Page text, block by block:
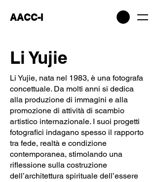
AACC-I
Li Yujie
Li Yujie, nata nel 1983, è una fotografa
concettuale. Da molti anni si dedica
alla produzione di immagini e alla
promozione di attività di scambio
artistico internazionale. I suoi progetti
fotografici indagano spesso il rapporto
tra fede, realtà e condizione
contemporanea, stimolando una
riflessione sulla costruzione
dell’architettura spirituale dell’essere